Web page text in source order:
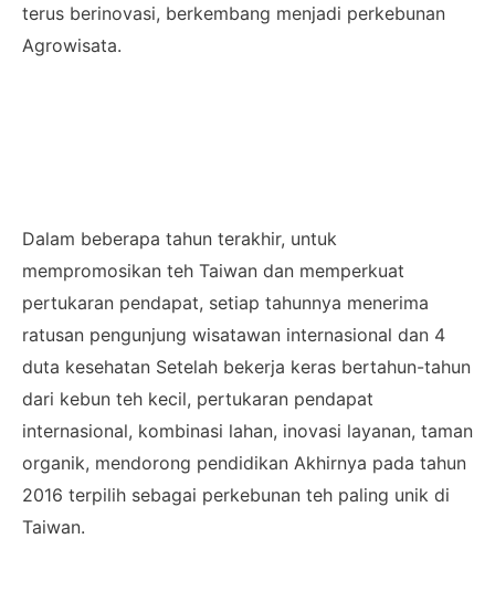
terus berinovasi, berkembang menjadi perkebunan
Agrowisata.
Dalam beberapa tahun terakhir, untuk
mempromosikan teh Taiwan dan memperkuat
pertukaran pendapat, setiap tahunnya menerima
ratusan pengunjung wisatawan internasional dan 4
duta kesehatan Setelah bekerja keras bertahun-tahun
dari kebun teh kecil, pertukaran pendapat
internasional, kombinasi lahan, inovasi layanan, taman
organik, mendorong pendidikan Akhirnya pada tahun
2016 terpilih sebagai perkebunan teh paling unik di
Taiwan.